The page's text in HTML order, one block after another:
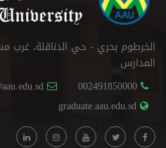
الخرطوم بحري - حي الدناقلة،
المدارس
002491850000
graduate.aau.edu.sd